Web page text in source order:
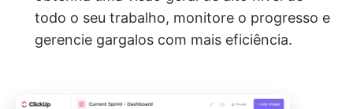
todo o seu trabalho, monitore o progresso e
gerencie gargalos com mais eficiência.